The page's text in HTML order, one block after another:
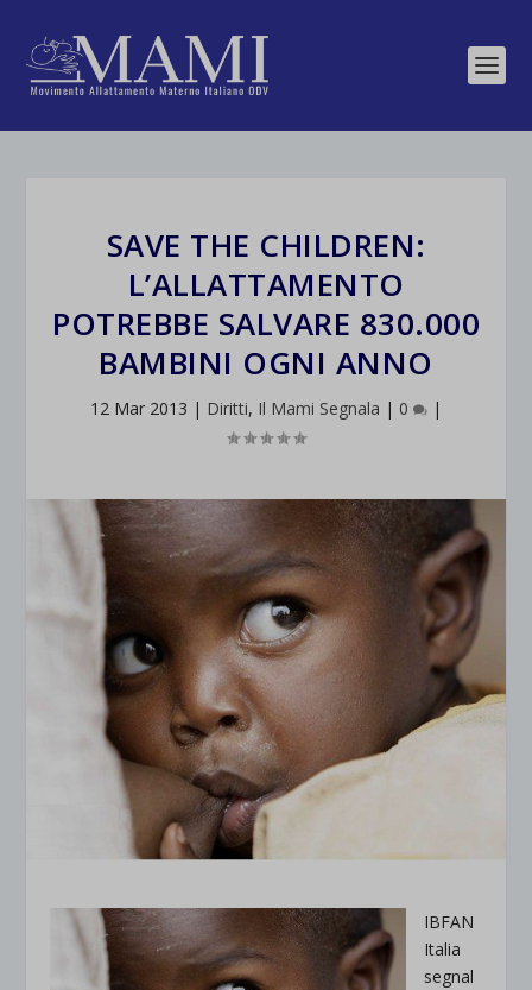
SAVE THE CHILDREN:
L’ALLATTAMENTO
POTREBBE SALVARE 830.000
BAMBINI OGNI ANNO
12 Mar 2013 | Diritti, Il Mami Segnala | 0 |
IBFAN
Italia
segnal